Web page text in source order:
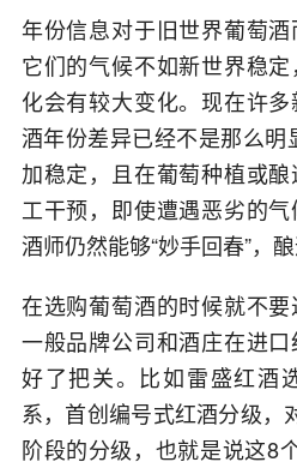
年份信息对于旧世界葡萄
它们的气候不如新世界稳
化会有较大变化。现在许
酒年份差异已经不是那么
加稳定，且在葡萄种植或
工干预，即使遭遇恶劣的
酒师仍然能够“妙手回春”，
在选购葡萄酒的时候就不要
一般品牌公司和酒庄在进
好了把关。比如雷盛红酒
系，首创编号式红酒分级，
阶段的分级，也就是说这8